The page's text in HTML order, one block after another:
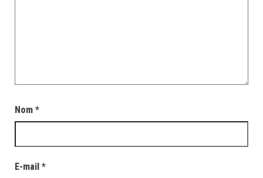
Nom *
E-mail *